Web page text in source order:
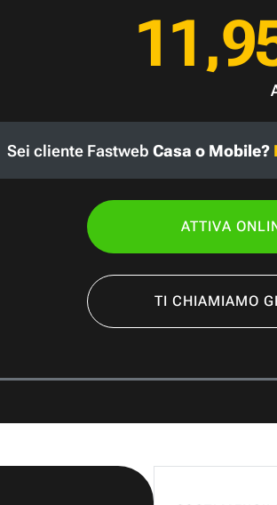
Sei cliente Fastweb Casa o Mobile?
ATTIVA
TI CHIAMIAMO